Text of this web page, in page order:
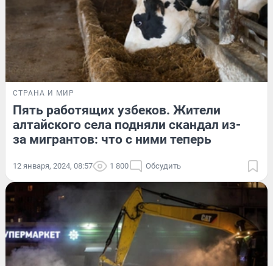
СТРАНА И МИР
Пять работящих узбеков. Жители
алтайского села подняли скандал из-
за мигрантов: что с ними теперь
12 января, 2024, 08:57 1 800 Обсудить